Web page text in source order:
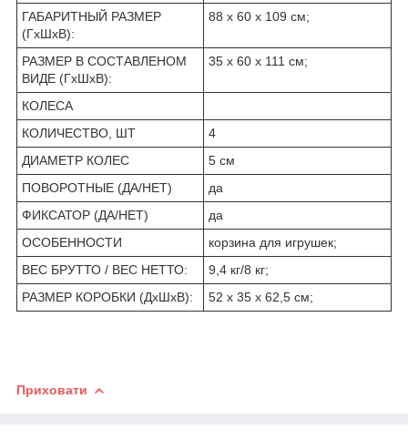
ГАБАРИТНЫЙ РАЗМЕР
(ГхШхВ):
88 х 60 х 109 см;
РАЗМЕР В СОСТАВЛЕНОМ
ВИДЕ (ГхШхВ):
35 х 60 х 111 см;
КОЛЕСА
КОЛИЧЕСТВО, ШТ
4
ДИАМЕТР КОЛЕС
5 см
ПОВОРОТНЫЕ (ДА/НЕТ)
да
ФИКСАТОР (ДА/НЕТ)
да
ОСОБЕННОСТИ
корзина для игрушек;
ВЕС БРУТТО / ВЕС НЕТТО:
9,4 кг/8 кг;
РАЗМЕР КОРОБКИ (ДхШхВ):
52 х 35 х 62,5 см;
Приховати